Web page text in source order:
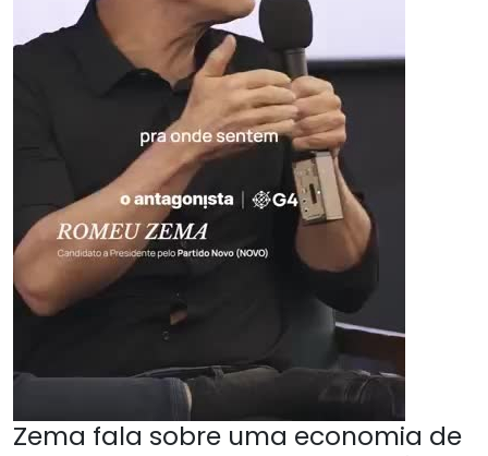
Zema fala sobre uma economia de